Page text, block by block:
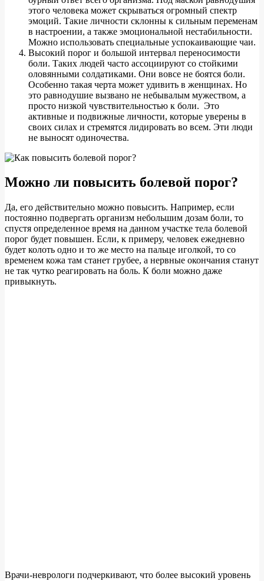
этого человека может скрываться огромный спектр
эмоций. Такие личности склонны к сильным переменам
в настроении, а также эмоциональной нестабильности.
Можно использовать специальные успокаивающие чаи.
Высокий порог и большой интервал переносимости
боли. Таких людей часто ассоциируют со стойкими
оловянными солдатиками. Они вовсе не боятся боли.
Особенно такая черта может удивить в женщинах. Но
это равнодушие вызвано не небывалым мужеством, а
просто низкой чувствительностью к боли. Это
активные и подвижные личности, которые уверены в
своих силах и стремятся лидировать во всем. Эти люди
не выносят одиночества.
Можно ли повысить болевой порог?
Да, его действительно можно повысить. Например, если
постоянно подвергать организм небольшим дозам боли, то
спустя определенное время на данном участке тела болевой
порог будет повышен. Если, к примеру, человек ежедневно
будет колоть одно и то же место на пальце иголкой, то со
временем кожа там станет грубее, а нервные окончания станут
не так чутко реагировать на боль. К боли можно даже
привыкнуть.
Врачи-неврологи подчеркивают, что более высокий уровень